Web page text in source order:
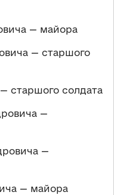
— майора
— старшого
старшого солдата
—
—
— майора